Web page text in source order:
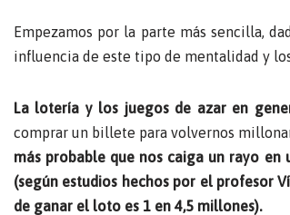
Empezamos por la parte más sencilla,
influencia de este tipo de mentalidad y
La lotería y los juegos de azar en
comprar un billete para volvernos
más probable que nos caiga un rayo
(según estudios hechos por el profesor
de ganar el loto es 1 en 4,5 millones).